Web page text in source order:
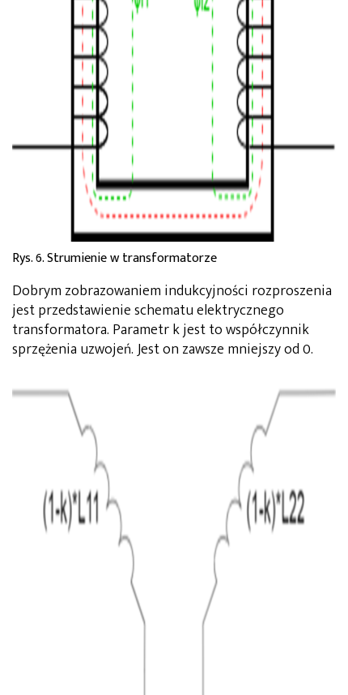
Rys. 6. Strumienie w transformatorze
Dobrym zobrazowaniem indukcyjności rozproszenia
jest przedstawienie schematu elektrycznego
transformatora. Parametr k jest to współczynnik
sprzężenia uzwojeń. Jest on zawsze mniejszy od 0.